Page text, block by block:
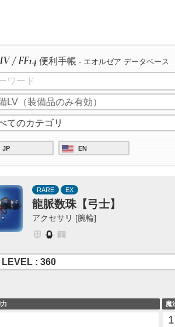
/ FF14 便利手帳 - エオルゼア データベース
JP EN
RARE EX
龍脈数珠【弓士】
アクセサリ [腕輪]
LEVEL : 360
魔
1